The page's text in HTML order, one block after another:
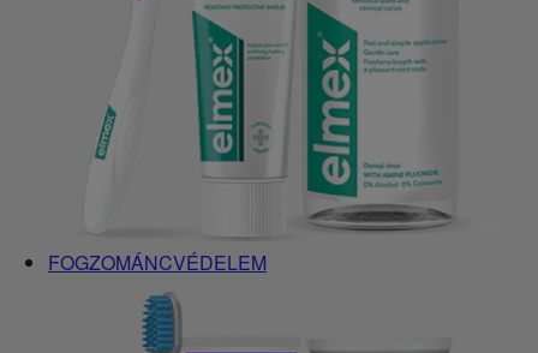
FOGZOMÁNCVÉDELEM